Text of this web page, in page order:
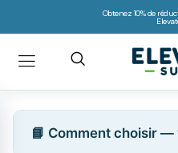
Obtenez 10% de
📘 Comment choisir